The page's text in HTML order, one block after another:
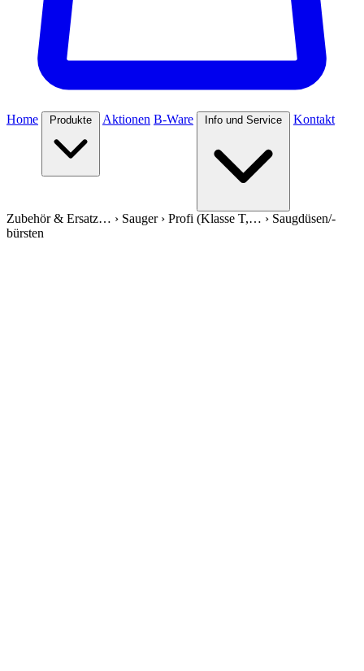
Home Produkte Aktionen B-Ware Info und Service Kontakt
Zubehör & Ersatz… › Sauger› Profi (Klasse T,… › Saugdüsen/-
bürsten